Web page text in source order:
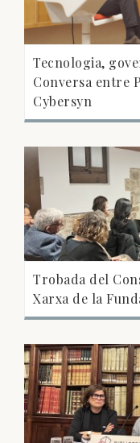
Tecnologia,
Conversa entre
Cybersyn
Trobada del
Xarxa de la